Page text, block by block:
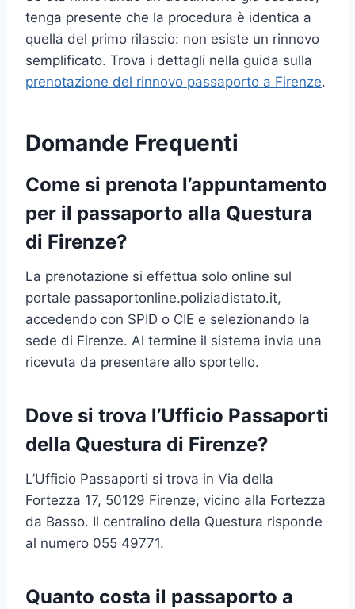
tenga presente che la procedura è identica a
quella del primo rilascio: non esiste un rinnovo
semplificato. Trova i dettagli nella guida sulla
prenotazione del rinnovo passaporto a Firenze.
Domande Frequenti
Come si prenota l’appuntamento
per il passaporto alla Questura
di Firenze?
La prenotazione si effettua solo online sul
portale passaportonline.poliziadistato.it,
accedendo con SPID o CIE e selezionando la
sede di Firenze. Al termine il sistema invia una
ricevuta da presentare allo sportello.
Dove si trova l’Ufficio Passaporti
della Questura di Firenze?
L’Ufficio Passaporti si trova in Via della
Fortezza 17, 50129 Firenze, vicino alla Fortezza
da Basso. Il centralino della Questura risponde
al numero 055 49771.
Quanto costa il passaporto a